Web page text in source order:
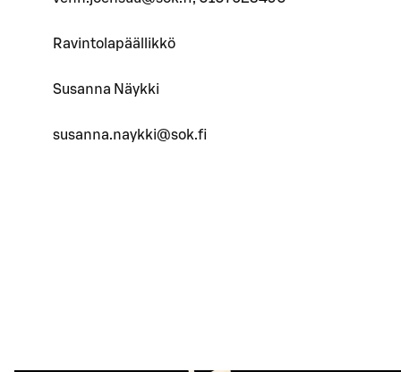
Ravintolapäällikkö
Susanna Näykki
susanna.naykki@sok.fi